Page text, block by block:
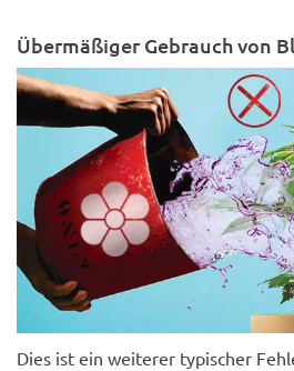
Übermäßiger Gebrauch von
Dies ist ein weiterer typischer